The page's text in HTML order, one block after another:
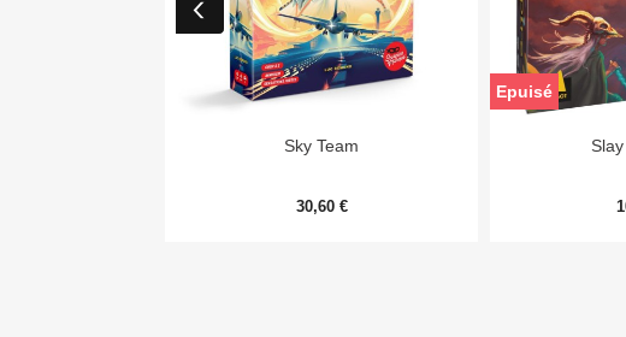
Aperçu rapide
Sky Team
30,60 €

Epuisé